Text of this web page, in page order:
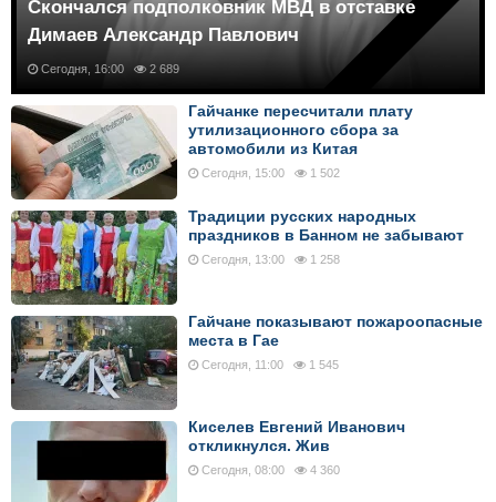
Скончался подполковник МВД в отставке
Димаев Александр Павлович
Сегодня, 16:00 2 689
Гайчанке пересчитали плату
утилизационного сбора за
автомобили из Китая
Сегодня, 15:00 1 502
Традиции русских народных
праздников в Банном не забывают
Сегодня, 13:00 1 258
Гайчане показывают пожароопасные
места в Гае
Сегодня, 11:00 1 545
Киселев Евгений Иванович
откликнулся. Жив
Сегодня, 08:00 4 360